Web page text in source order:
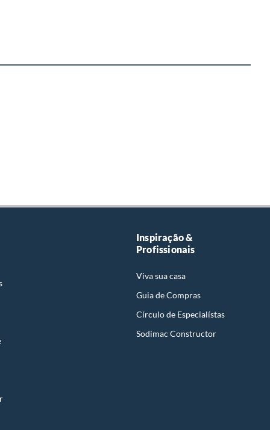
Inspiração &
Profissionais
Viva sua casa
Guia de Compras
Círculo de Especialístas
Sodimac Constructor